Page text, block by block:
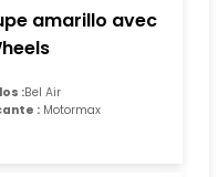
amarillo avec
:Bel Air
: Motormax